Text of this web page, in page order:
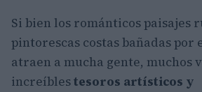
Si bien los románticos paisajes
pintorescas costas bañadas por
atraen a mucha gente, muchos
increíblestesoros artísticos y